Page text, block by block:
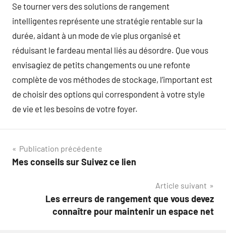
Se tourner vers des solutions de rangement
intelligentes représente une stratégie rentable sur la
durée, aidant à un mode de vie plus organisé et
réduisant le fardeau mental liés au désordre. Que vous
envisagiez de petits changements ou une refonte
complète de vos méthodes de stockage, l’important est
de choisir des options qui correspondent à votre style
de vie et les besoins de votre foyer.
Navigation
de
Publication précédente
Mes conseils sur Suivez ce lien
Article suivant
Les erreurs de rangement que vous devez
connaître pour maintenir un espace net